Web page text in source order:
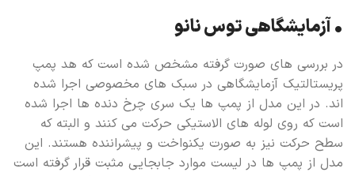
• آزمایشگاهی توس نانو
در بررسی های صورت گرفته مشخص شده است که هد پمپ
پریستالتیک آزمایشگاهی در سبک های مخصوصی اجرا شده
اند. در این مدل از پمپ ها یک سری چرخ دنده ها اجرا شده
است که روی لوله های الاستیکی حرکت می کنند و البته که
سطح حرکت نیز به صورت یکنواخت و پیشراننده هستند. این
مدل از پمپ ها در لیست موارد جابجایی مثبت قرار گرفته است